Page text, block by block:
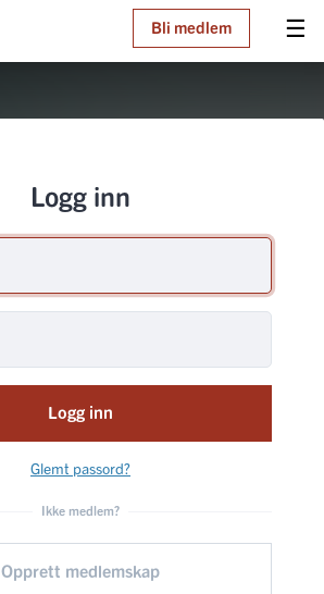
☰
Bli medlem
Logg inn
Logg inn
Glemt passord?
Ikke medlem?
Opprett medlemskap